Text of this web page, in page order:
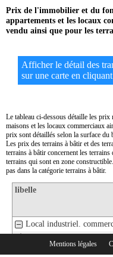
Mentions légales
Rubriques :
Prix de l'immobilier et du
appartements et les locaux
vendu ainsi que pour les
Afficher le détail des
sur une carte en
Le tableau ci-dessous détaille les prix
maisons et les locaux commerciaux
prix sont détaillés selon la surface du
Les prix des terrains à bâtir et des
terrains à bâtir concernent les
terrains qui sont en zone
pas dans la catégorie terrains à bâtir.
libelle
Local industriel.
2- Surface de 30 m2 à